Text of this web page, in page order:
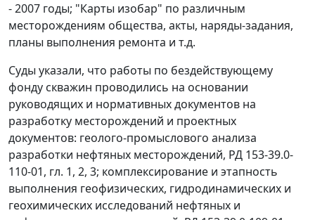
- 2007 годы; "Карты изобар" по различным
месторождениям общества, акты, наряды-задания,
планы выполнения ремонта и т.д.
Суды указали, что работы по бездействующему
фонду скважин проводились на основании
руководящих и нормативных документов на
разработку месторождений и проектных
документов: геолого-промыслового анализа
разработки нефтяных месторождений, РД 153-39.0-
110-01, гл. 1, 2, 3; комплексирование и этапность
выполнения геофизических, гидродинамических и
геохимических исследований нефтяных и